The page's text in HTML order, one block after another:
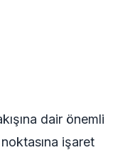
dair önemli
işaret